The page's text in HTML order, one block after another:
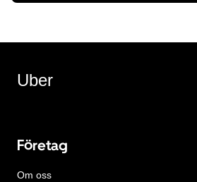
Uber
Företag
Om oss